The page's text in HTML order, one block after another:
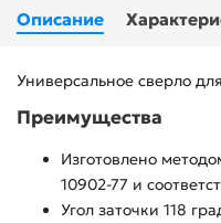
Описание
Универсальное сверло
Преимущества
Изготовлено
10902-77 и
Угол заточки 118